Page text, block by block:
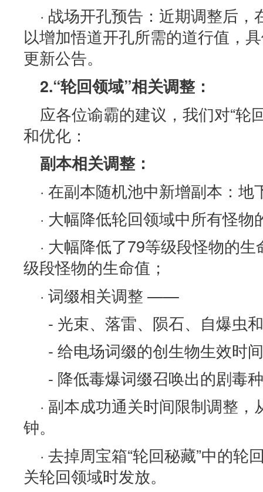
· 战场开孔预告：近期调整后
以增加悟道开孔所需的道行值，
更新公告。
2.“轮回领域”相关调整：
应各位谕霸的建议，我们对“轮
和优化：
副本相关调整：
· 在副本随机池中新增副本：地
· 大幅降低轮回领域中所有怪物
· 大幅降低了79等级段怪物的
级段怪物的生命值；
· 词缀相关调整 ——
- 光束、落雷、陨石、自爆虫
- 给电场词缀的创生物生效时
- 降低毒爆词缀召唤出的剧毒
· 副本成功通关时间限制调整
钟。
· 去掉周宝箱“轮回秘藏”中的轮
关轮回领域时发放。